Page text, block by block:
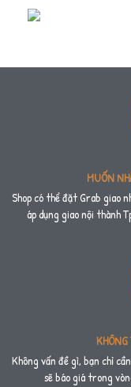
MUỐN
Shop có thể đặt Grab giao
áp dụng giao nội thành
Không vấn đề gì, bạn chỉ
sẽ báo giá trong